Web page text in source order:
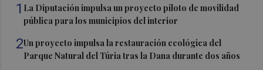
1 La Diputación impulsa un proyecto piloto de movilidad
pública para los municipios del interior
2Un proyecto impulsa la restauración ecológica del
Parque Natural del Túria tras la Dana durante dos años